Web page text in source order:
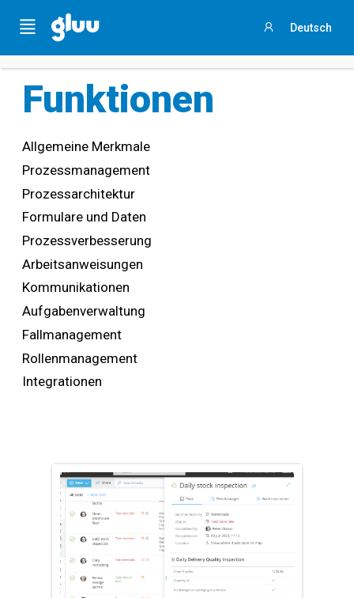
Menu Deutsch
Funktionen
Allgemeine Merkmale
Prozessmanagement
Prozessarchitektur
Formulare und Daten
Prozessverbesserung
Arbeitsanweisungen
Kommunikationen
Aufgabenverwaltung
Fallmanagement
Rollenmanagement
Integrationen
Holen Sie sich Ihren Process Success Benchmark 2025
indem Sie